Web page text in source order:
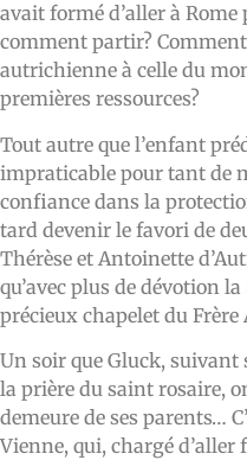
avait formé d’aller à
comment partir?
autrichienne à celle du
premières ressources?
Tout autre que l’enfant
impraticable pour tant de
confiance dans la
tard devenir le favori de
Thérèse et Antoinette
qu’avec plus de dévotion
précieux chapelet du Frère
Un soir que Gluck, suivant
la prière du saint rosaire,
demeure de ses parents…
Vienne, qui, chargé